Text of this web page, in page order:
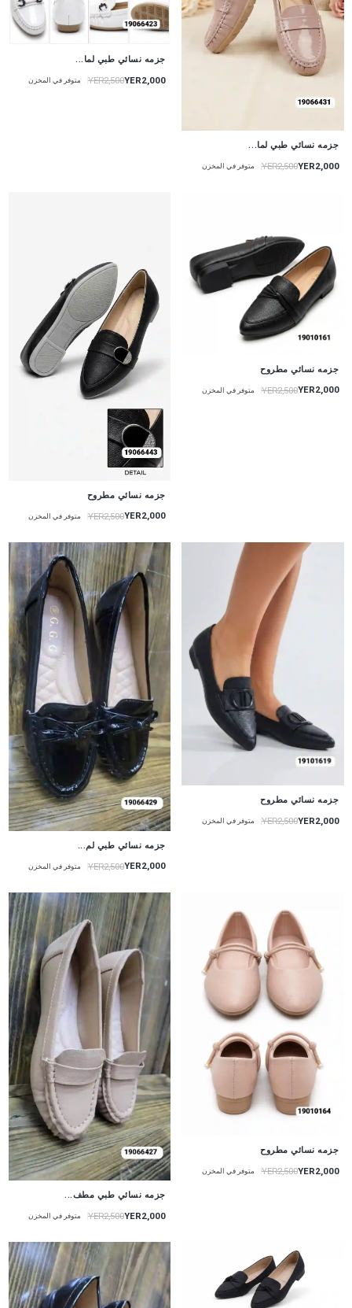
جزمه نسائي طبي لما...
YER2,000
YER2,500 متوفر في المخزن
جزمه نسائي طبي لما...
YER2,000
YER2,500 متوفر في المخزن
جزمه نسائي مطروح
YER2,000
YER2,500 متوفر في المخزن
جزمه نسائي مطروح
YER2,000
YER2,500 متوفر في المخزن
جزمه نسائي مطروح
YER2,000
YER2,500 متوفر في المخزن
جزمه نسائي طبي لم...
YER2,000
YER2,500 متوفر في المخزن
جزمه نسائي مطروح
YER2,000
YER2,500 متوفر في المخزن
جزمه نسائي طبي مطف...
YER2,000
YER2,500 متوفر في المخزن